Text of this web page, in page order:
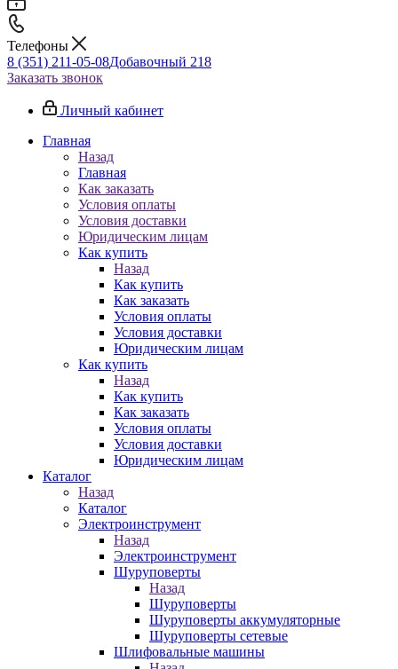
Телефоны
8 (351) 211-05-08Добавочный 218
Заказать звонок
Личный кабинет
Главная
Назад
Главная
Как заказать
Условия оплаты
Условия доставки
Юридическим лицам
Как купить
Назад
Как купить
Как заказать
Условия оплаты
Условия доставки
Юридическим лицам
Как купить
Назад
Как купить
Как заказать
Условия оплаты
Условия доставки
Юридическим лицам
Каталог
Назад
Каталог
Электроинструмент
Назад
Электроинструмент
Шуруповерты
Назад
Шуруповерты
Шуруповерты аккумуляторные
Шуруповерты сетевые
Шлифовальные машины